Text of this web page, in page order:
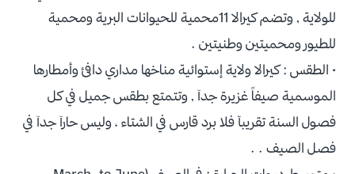
للولاية , وتضم كيرالا 11محمية للحيوانات البرية ومحمية
للطيور ومحميتين وطنيتين .
• الطقس : كيرالا ولاية إستوائية مناخها مداري دافئ وأمطارها
الموسمية صيفاً غزيرة جدآ , وتتمتع بطقس جميل في كل
فصول السنة تقريبآ فلا برد قارس في الشتاء ، وليس حارآ جدآ في
فصل الصيف . .